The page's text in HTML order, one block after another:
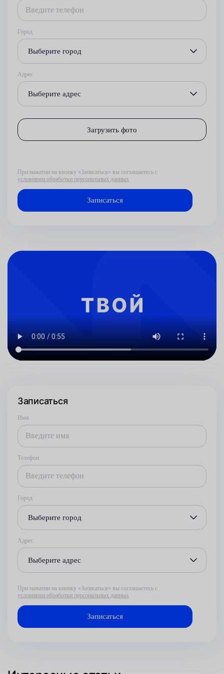
Город
Выберите город
Адрес
Выберите адрес
Загрузить фото
При нажатии на кнопку «Записаться» вы соглашаетесь с
условиями обработки персональных данных
Записаться
Имя
Телефон
Город
Выберите город
Адрес
Выберите адрес
При нажатии на кнопку «Записаться» вы соглашаетесь с
условиями обработки персональных данных